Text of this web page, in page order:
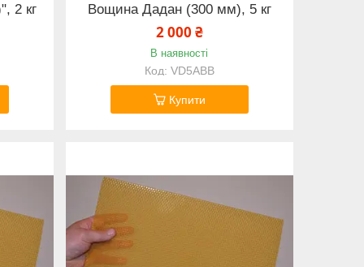
2 кг Вощина Дадан (300 мм), 5 кг
2 000 ₴
В наявності
VD5ABB
Купити